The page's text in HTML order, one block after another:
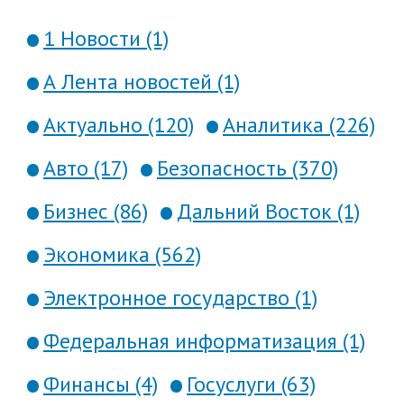
1 Новости (1)
А Лента новостей (1)
Актуально (120)
Аналитика (226)
Авто (17)
Безопасность (370)
Бизнес (86)
Дальний Восток (1)
Экономика (562)
Электронное государство (1)
Федеральная информатизация (1)
Финансы (4)
Госуслуги (63)